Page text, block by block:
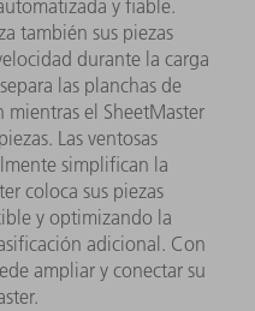
y fiable.
también sus piezas
durante la carga
las planchas de
el SheetMaster
Las ventosas
simplifican la
coloca sus piezas
y optimizando la
adicional. Con
ampliar y conectar su